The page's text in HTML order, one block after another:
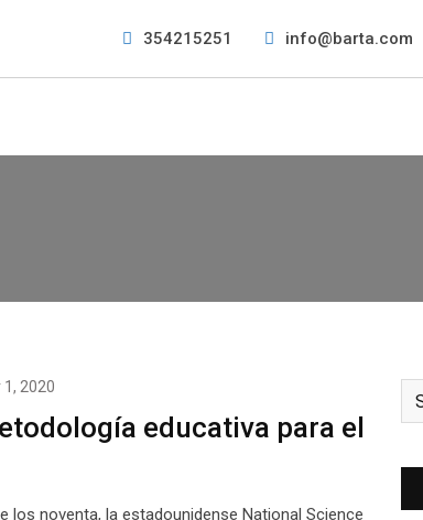
354215251 info@barta.com
1, 2020
educativa para el
los noventa, la estadounidense National Science